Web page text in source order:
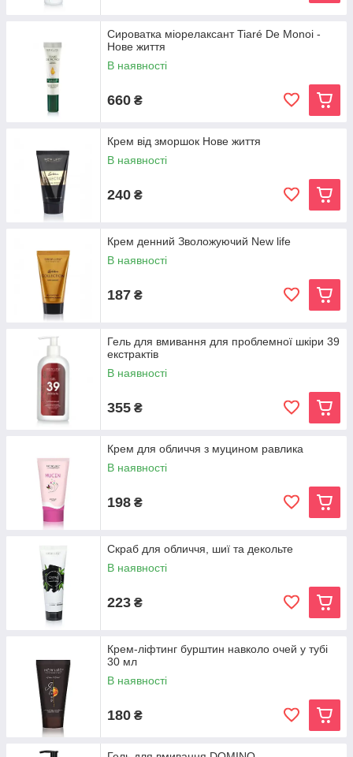
Сироватка міорелаксант Tiaré De Monoi -
Нове життя
В наявності
660 ₴
Крем від зморшок Нове життя
В наявності
240 ₴
Крем денний Зволожуючий New life
В наявності
187 ₴
Гель для вмивання для проблемної шкіри 39
екстрактів
В наявності
355 ₴
Крем для обличчя з муцином равлика
В наявності
198 ₴
Скраб для обличчя, шиї та декольте
В наявності
223 ₴
Крем-ліфтинг бурштин навколо очей у тубі
30 мл
В наявності
180 ₴